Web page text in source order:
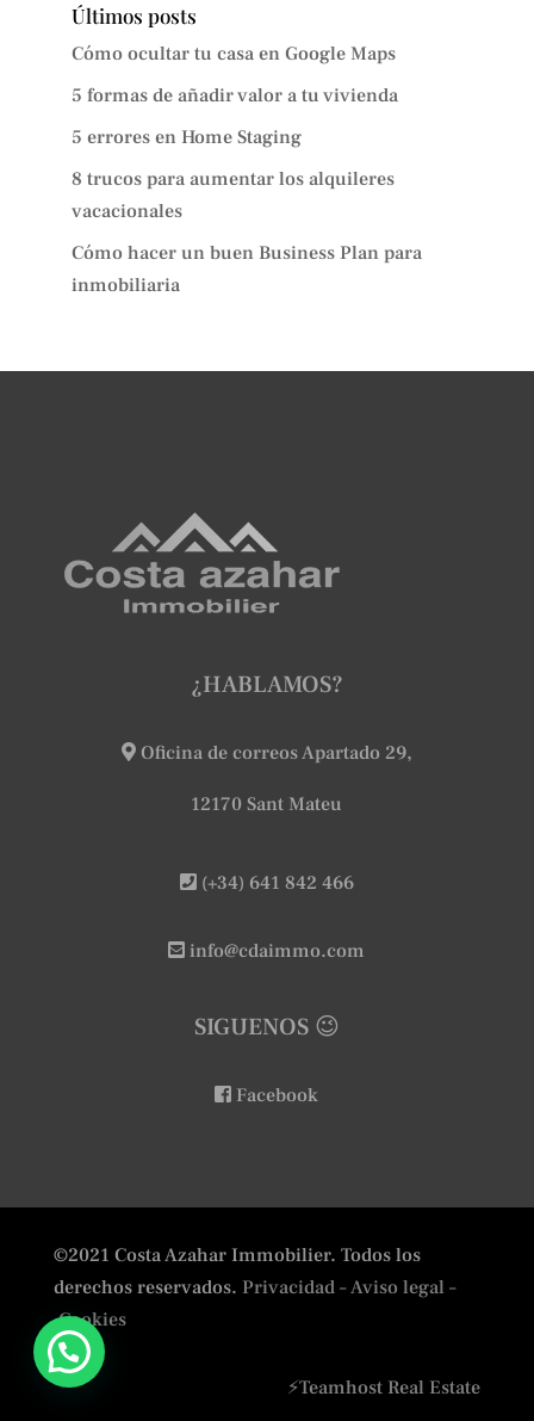
Últimos posts
Cómo ocultar tu casa en Google Maps
5 formas de añadir valor a tu vivienda
5 errores en Home Staging
8 trucos para aumentar los alquileres
vacacionales
Cómo hacer un buen Business Plan para
inmobiliaria
¿HABLAMOS?
Oficina de correos Apartado 29,
12170 Sant Mateu
(+34) 641 842 466
info@cdaimmo.com
SIGUENOS 😉
Facebook
©2021 Costa Azahar Immobilier. Todos los
derechos reservados. Privacidad – Aviso legal –
Cookies
⚡Teamhost Real Estate